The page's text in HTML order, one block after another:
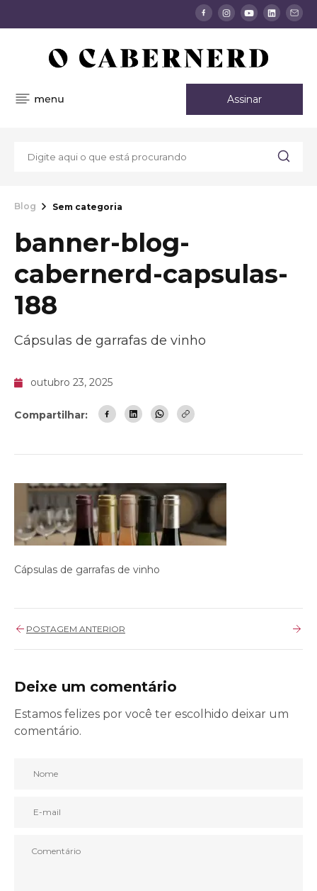
Assinar
Blog Sem categoria
banner-blog-
cabernerd-capsulas-
188
Cápsulas de garrafas de vinho
outubro 23, 2025
Compartilhar:
Cápsulas de garrafas de vinho
POSTAGEM ANTERIOR
Deixe um comentário
Estamos felizes por você ter escolhido deixar um
comentário.